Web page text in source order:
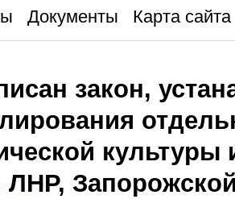
Документы Карта сайта
закон,
культуры